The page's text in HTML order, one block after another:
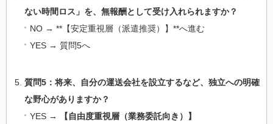
ない時間ロス」を、無報酬として受け入れられますか？
NO → **【安定重視層（派遣推奨）】**へ進む
YES → 質問5へ
質問5：将来、自分の運送会社を設立するなど、独立への明確
な野心がありますか？
YES →
【自由度重視層（業務委託向き）】